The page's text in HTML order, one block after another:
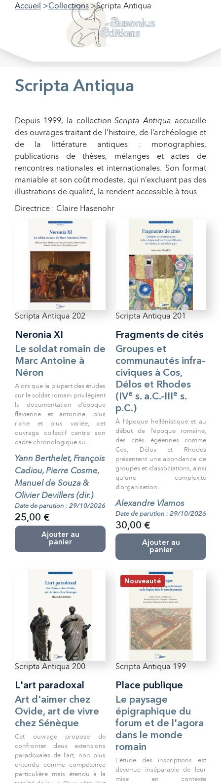
Accueil Collections Scripta Antiqua
Filtrer nos collections
Scripta Antiqua
Depuis 1999, la collectionScripta Antiqua accueille
des ouvrages traitant de l’histoire, de l’archéologie et
de la littérature antiques : monographies,
publications de thèses, mélanges et actes de
rencontres nationales et internationales. Son format
maniable et son coût modeste, qui n’excluent pas des
illustrations de qualité, la rendent accessible à tous.
Directrice : Claire Hasenohr
Scripta Antiqua 202
Neronia XI
Le soldat romain de
Marc Antoine à
Néron
Alors que la plupart des études
sur le soldat romain privilégient
la documentation d’époque
flavienne et antonine, plus
riche et plus variée, cet
ouvrage collectif centre son
cadre chronologique su...
Yann Berthelet, François
Cadiou, Pierre Cosme,
Manuel de Souza &
Olivier Devillers (dir.)
Date de parution : 29/10/2026
25,00 €
Ajouter au
panier
Scripta Antiqua 201
Fragments de cités
Groupes et
communautés infra-
civiques à Cos,
Délos et Rhodes
(IVe s. a.C.-IIIe s.
p.C.)
À l’époque hellénistique et au
début de l’époque romaine,
des cités égéennes comme
Cos, Délos et Rhodes
présentent une abondance de
groupes et d’associations, ainsi
qu’une complexité
d’organisation...
Alexandre Vlamos
Date de parution : 29/10/2026
30,00 €
Ajouter au
panier
Scripta Antiqua 200
L'art paradoxal
Art d'aimer chez
Ovide, art de vivre
chez Sénèque
Cet ouvrage propose de
confronter deux extensions
paradoxales de l’art, non plus
entendu comme compétence
particulière mais étendu à la
Nouveauté
Scripta Antiqua 199
Place publique
Le paysage
épigraphique du
forum et de l'agora
dans le monde
romain
L’étude des inscriptions est
devenue inséparable de leur
mise en contexte